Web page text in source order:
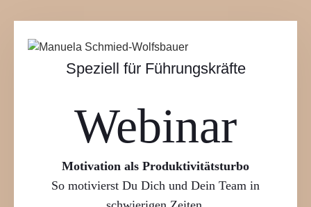
Speziell für Führungskräfte
Webinar
Motivation als Produktivitätsturbo
So motivierst Du Dich und Dein Team in